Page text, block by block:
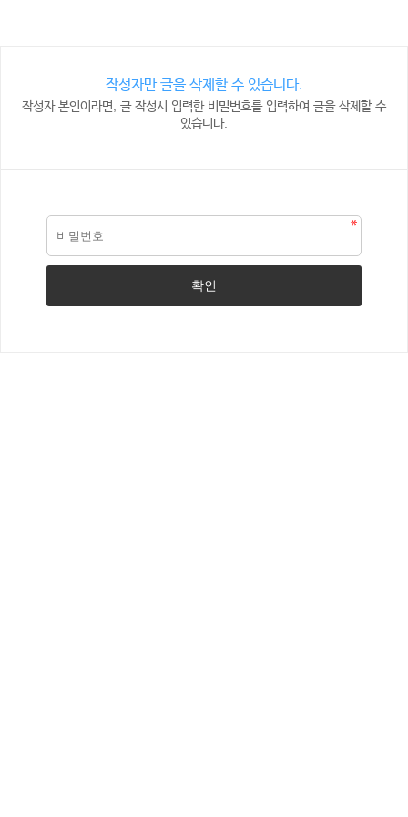
작성자만 글을 삭제할 수 있습니다.
작성자 본인이라면, 글 작성시 입력한 비밀번호를 입력하여 글을 삭제할 수
있습니다.